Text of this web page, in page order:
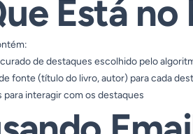
Está no
de destaques escolhido pelo
fonte (título do livro, autor) para cada
para interagir com os destaques